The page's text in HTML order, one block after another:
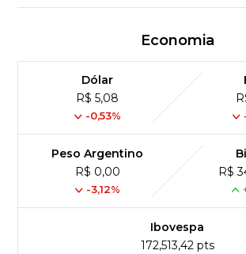
Economia
Dólar
R$ 5,08
-0,53%
Peso Argentino
R$ 0,00
-3,12%
R$
Ibovespa
172,513,42 pts